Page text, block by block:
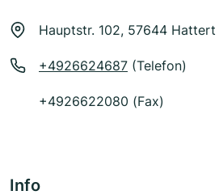
Hauptstr. 102, 57644 Hattert
+4926624687 (Telefon)
+4926622080 (Fax)
Info